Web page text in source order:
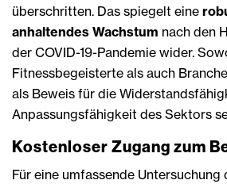
überschritten. Das spiegelt eine
anhaltendes Wachstum nach den
der COVID-19-Pandemie wider.
Fitnessbegeisterte als auch
als Beweis für die
Anpassungsfähigkeit des Sektors
Kostenloser Zugang zum
Für eine umfassende Untersuchung